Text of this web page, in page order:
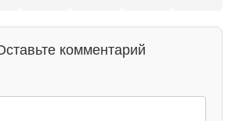
комментарий